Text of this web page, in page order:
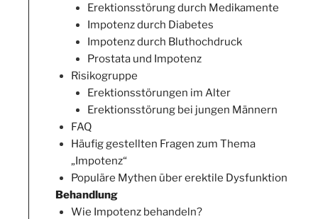
Erektionsstörung durch Medikamente
Impotenz durch Diabetes
Impotenz durch Bluthochdruck
Prostata und Impotenz
Risikogruppe
Erektionsstörungen im Alter
Erektionsstörung bei jungen Männern
FAQ
Häufig gestellten Fragen zum Thema
„Impotenz“
Populäre Mythen über erektile Dysfunktion
Behandlung
Wie Impotenz behandeln?